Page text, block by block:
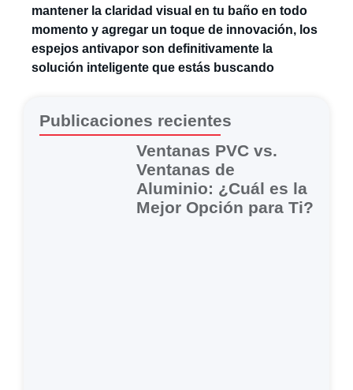
Publicaciones recientes
Ventanas PVC vs.
Ventanas de
Aluminio: ¿Cuál es la
Mejor Opción para Ti?
mantener la claridad visual en tu baño en todo
momento y agregar un toque de innovación, los
espejos antivapor son definitivamente la
solución inteligente que estás buscando